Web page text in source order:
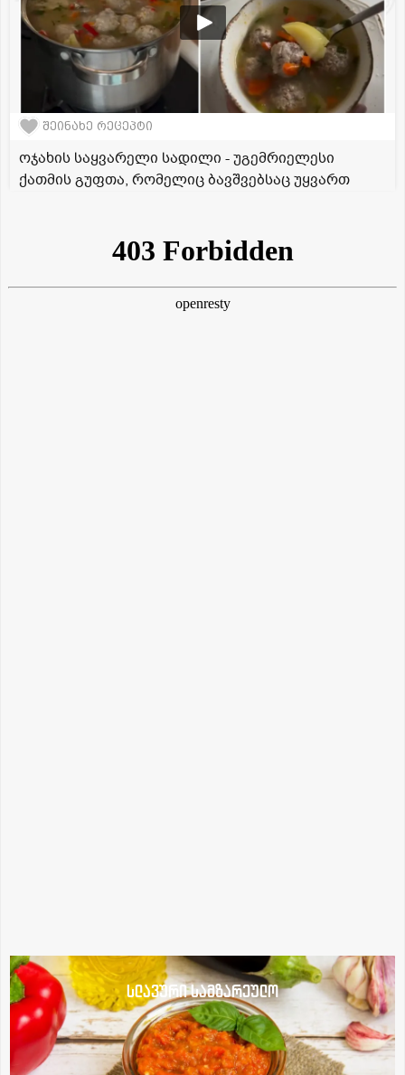
შეინახე რეცეპტი
ოჯახის საყვარელი სადილი - უგემრიელესი
ქათმის გუფთა, რომელიც ბავშვებსაც უყვართ
სლავური სამზარეულო